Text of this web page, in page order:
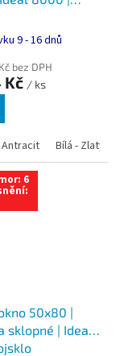
dub Bílá -
9 - 16 dnů
bez DPH
Kč / ks
Antracit Bílá - Zlatý
6
50x80 |
sklopné | Ideal